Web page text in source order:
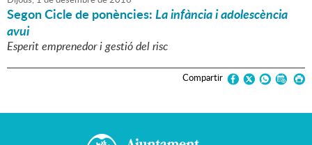
Segon Cicle de ponències:La infància i adolescència
avui
Esperit emprenedor i gestió del risc
Compartir